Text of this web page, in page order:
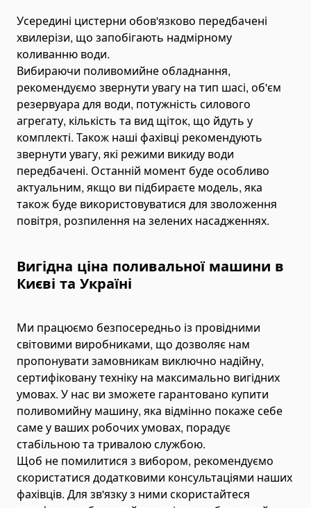
Hydraulic Punching Tools
Electric Hydraulic Punching Machines
Manual Arbor Presses
Expander and Spreader Tools
Mechanical Flange Spreaders
Hydraulic Flange Spreaders
Pipe Expanders
Баки на тягачі
Масляні гідравлічні баки
Паливні баки
Комплектуючі для баків
Міні-маслостанції
Електромотори
Alat Angkut Barang
Chain Block
Lever Block
Ratchet Load Binder
Lever Load Binder
Ratchet Pullers
Lifting Hooks
Eye Hooks
Lifting Clamps
Усередині цистерни обов'язково передбачені
хвилерізи, що запобігають надмірному
коливанню води.
Вибираючи поливомийне обладнання,
рекомендуємо звернути увагу на тип шасі, об'єм
резервуара для води, потужність силового
агрегату, кількість та вид щіток, що йдуть у
комплекті. Також наші фахівці рекомендують
звернути увагу, які режими викиду води
передбачені. Останній момент буде особливо
актуальним, якщо ви підбираєте модель, яка
також буде використовуватися для зволоження
повітря, розпилення на зелених насадженнях.
Вигідна ціна поливальної машини в
Києві та Україні
Ми працюємо безпосередньо із провідними
світовими виробниками, що дозволяє нам
пропонувати замовникам виключно надійну,
сертифіковану техніку на максимально вигідних
умовах. У нас ви зможете гарантовано купити
поливомийну машину, яка відмінно покаже себе
саме у ваших робочих умовах, порадує
стабільною та тривалою службою.
Щоб не помилитися з вибором, рекомендуємо
скористатися додатковими консультаціями наших
фахівців. Для зв'язку з ними скористайтеся